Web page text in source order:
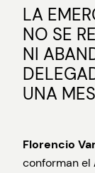
LA
NO SE
NI
UNA
Florencio
conforman el